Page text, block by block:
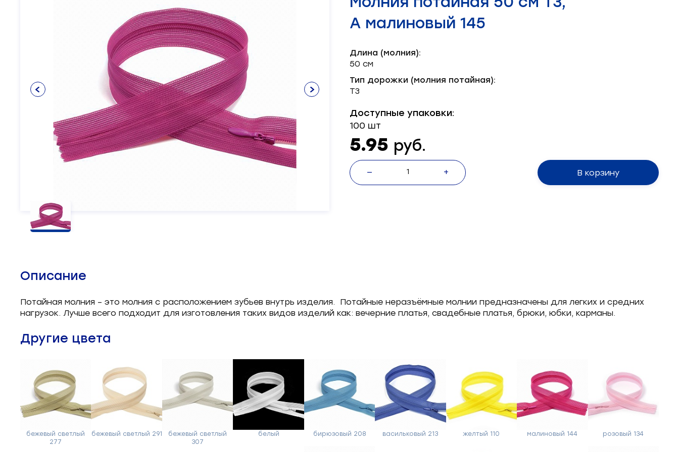
Нитки швейные
Лента корсажная
Лента декоративная
Блочка
Хольнитен
Паты
Пукля
5
Клеевые и прокладочные
5
Косая бейка 3
6
Шнуры 4
Прикладные материалы
Утеплители и наполнители
оборудования
Масло
Механизм
Ножи
Серводвигатель
Смазка
Нетканые материалы
Установочное оборудование
А малиновый 145
Длина (молния):
50 см
Тип дорожки (молния потайная):
Т3
Доступные упаковки:
100 шт
5.95 руб.
— + В корзину
Описание
Потайная молния – это молния с расположением зубьев внутрь изделия. Потайные неразъёмные молнии предназначены для легких и средних
нагрузок. Лучше всего подходит для изготовления таких видов изделий как: вечерние платья, свадебные платья, брюки, юбки, карманы.
Другие цвета
бежевый светлый
277
бежевый светлый 291
бежевый светлый
307
белый бирюзовый 208 васильковый 213 желтый 110 малиновый 144 розовый 134